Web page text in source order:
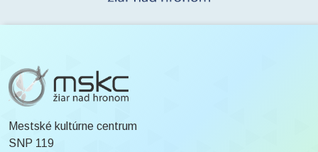
Mestské kultúrne centrum
SNP 119